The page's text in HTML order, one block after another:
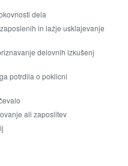
dela
in lažje usklajevanje
delovnih izkušenj
potrdila o poklicni
ali zaposlitev